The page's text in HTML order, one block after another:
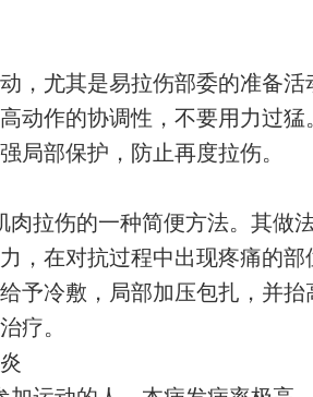
，尤其是易拉伤部委的准备
动作的协调性，不要用力过
局部保护，防止再度拉伤。
肉拉伤的一种简便方法。其做
，在对抗过程中出现疼痛的
予冷敷，局部加压包扎，并
疗。